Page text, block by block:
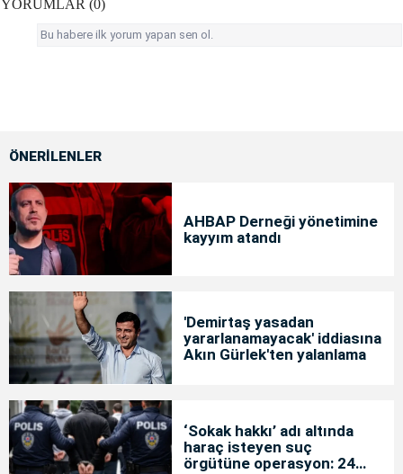
YORUMLAR (0)
Bu habere ilk yorum yapan sen ol.
ÖNERİLENLER
AHBAP Derneği yönetimine
kayyım atandı
'Demirtaş yasadan
yararlanamayacak' iddiasına
Akın Gürlek'ten yalanlama
‘Sokak hakkı’ adı altında
haraç isteyen suç
örgütüne operasyon: 24